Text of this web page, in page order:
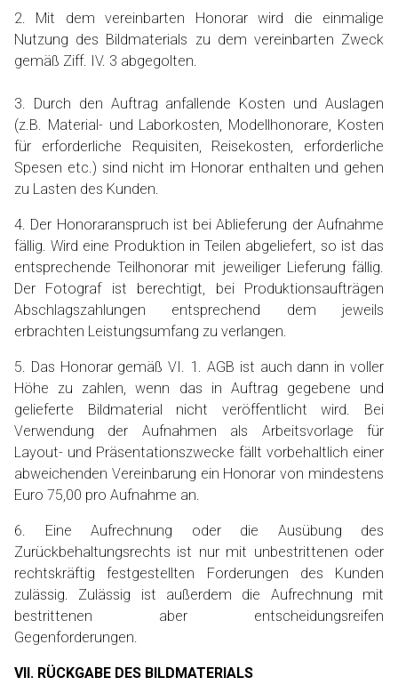
2. Mit dem vereinbarten Honorar wird die einmalige
Nutzung des Bildmaterials zu dem vereinbarten Zweck
gemäß Ziff. IV. 3 abgegolten.
3. Durch den Auftrag anfallende Kosten und Auslagen
(z.B. Material- und Laborkosten, Modellhonorare, Kosten
für erforderliche Requisiten, Reisekosten, erforderliche
Spesen etc.) sind nicht im Honorar enthalten und gehen
zu Lasten des Kunden.
4. Der Honoraranspruch ist bei Ablieferung der Aufnahme
fällig. Wird eine Produktion in Teilen abgeliefert, so ist das
entsprechende Teilhonorar mit jeweiliger Lieferung fällig.
Der Fotograf ist berechtigt, bei Produktionsaufträgen
Abschlagszahlungen entsprechend dem jeweils
erbrachten Leistungsumfang zu verlangen.
5. Das Honorar gemäß VI. 1. AGB ist auch dann in voller
Höhe zu zahlen, wenn das in Auftrag gegebene und
gelieferte Bildmaterial nicht veröffentlicht wird. Bei
Verwendung der Aufnahmen als Arbeitsvorlage für
Layout- und Präsentationszwecke fällt vorbehaltlich einer
abweichenden Vereinbarung ein Honorar von mindestens
Euro 75,00 pro Aufnahme an.
6. Eine Aufrechnung oder die Ausübung des
Zurückbehaltungsrechts ist nur mit unbestrittenen oder
rechtskräftig festgestellten Forderungen des Kunden
zulässig. Zulässig ist außerdem die Aufrechnung mit
bestrittenen aber entscheidungsreifen
Gegenforderungen.
VII. RÜCKGABE DES BILDMATERIALS